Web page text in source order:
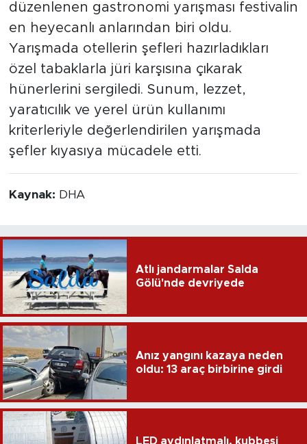
düzenlenen gastronomi yarışması festivalin
en heyecanlı anlarından biri oldu.
Yarışmada otellerin şefleri hazırladıkları
özel tabaklarla jüri karşısına çıkarak
hünerlerini sergiledi. Sunum, lezzet,
yaratıcılık ve yerel ürün kullanımı
kriterleriyle değerlendirilen yarışmada
şefler kıyasıya mücadele etti.
Kaynak: DHA
Atlı jandarmalar Salda
Gölü'nde devriyede
Anız yangını kazaya neden
oldu: 13 araç birbirine girdi
LED aydınlatmalı, kubbesi